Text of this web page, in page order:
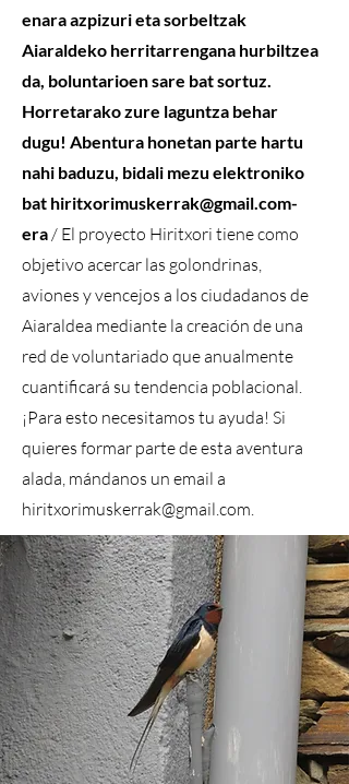
enara azpizuri eta sorbeltzak
Aiaraldeko herritarrengana hurbiltzea
da, boluntarioen sare bat sortuz.
Horretarako zure laguntza behar
dugu! Abentura honetan parte hartu
nahi baduzu, bidali mezu elektroniko
bat hiritxorimuskerrak@gmail.com-
era/ El proyecto Hiritxori tiene como
objetivo acercar las golondrinas,
aviones y vencejos a los ciudadanos de
Aiaraldea mediante la creación de una
red de voluntariado que anualmente
cuantificará su tendencia poblacional.
¡Para esto necesitamos tu ayuda! Si
quieres formar parte de esta aventura
alada, mándanos un email a
hiritxorimuskerrak@gmail.com.